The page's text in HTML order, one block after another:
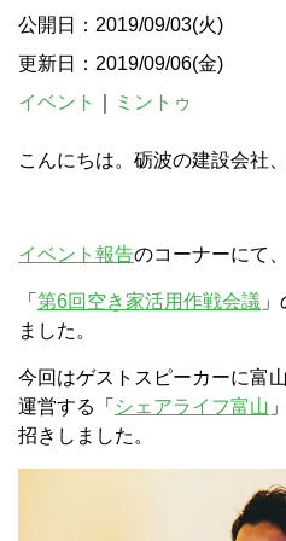
公開日：2019/09/03(火)
更新日：2019/09/06(金)
イベント
ミントゥ
こんにちは。砺波の建設会社
イベント報告のコーナーにて、
「 第6回空き家活用作戦会議
ました。
今回はゲストスピーカーに富
運営する「 シェアライフ富山
招きしました。